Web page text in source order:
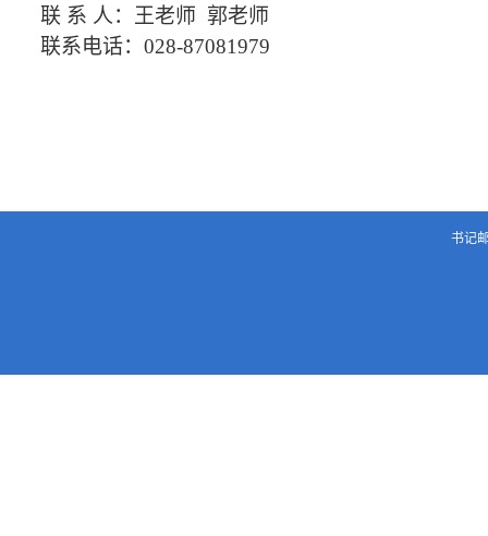
联 系 人：王老师 郭老师
联系电话：028-87081979
书记